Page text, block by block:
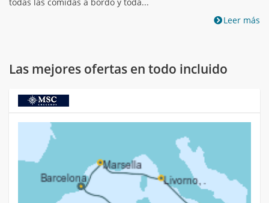
Leer más
Las mejores ofertas en todo incluido